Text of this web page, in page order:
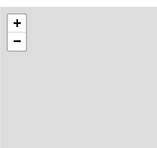
+
−